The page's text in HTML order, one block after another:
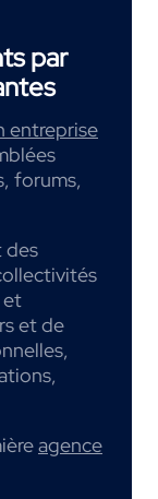
par
entreprise
forums,
des
et
et de
agence